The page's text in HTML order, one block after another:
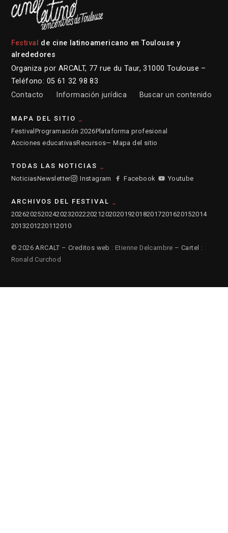
Festival de cine latinoamericano en Toulouse y
alrededores
Organiza por ARCALT, 77 rue du Taur, 31000 Toulouse –
Teléfono: 05 61 32 98 83
Contacto
Información jurídica Buscar un contenido
MAPA DEL SITIO
Festival Programación 2026Plataforma profesional
Acciones educativasRecursos— Mapa del sitio
TODAS LAS NOTICIAS
NoticiasNewsletter Instagram Facebook Youtube
ARCHIVOS DEL FESTIVAL
2026202520242023202220212020201920182017201620152014
2013201220112010
© 2026 ARCALT – Creditos web : Etienne Delcambre – Cartel :
Ronald Curchod